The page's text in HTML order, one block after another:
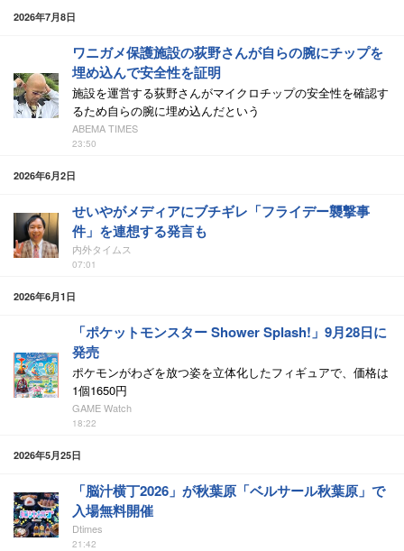
2026年7月8日
ワニガメ保護施設の荻野さんが自らの腕にチップを
埋め込んで安全性を証明
施設を運営する荻野さんがマイクロチップの安全性を確認す
るため自らの腕に埋め込んだという
ABEMA TIMES
23:50
2026年6月2日
せいやがメディアにブチギレ「フライデー襲撃事
件」を連想する発言も
内外タイムス
07:01
2026年6月1日
「ポケットモンスター Shower Splash!」9月28日に
発売
ポケモンがわざを放つ姿を立体化したフィギュアで、価格は
1個1650円
GAME Watch
18:22
2026年5月25日
「脳汁横丁2026」が秋葉原「ベルサール秋葉原」で
入場無料開催
Dtimes
21:42